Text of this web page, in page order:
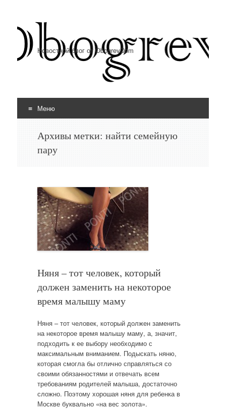
Новостной блог от ObogrevDom
Меню
Архивы метки: найти семейную
пару
Няня – тот человек, который
должен заменить на некоторое
время малышу маму
Няня – тот человек, который должен заменить
на некоторое время малышу маму, а, значит,
подходить к ее выбору необходимо с
максимальным вниманием. Подыскать няню,
которая смогла бы отлично справляться со
своими обязанностями и отвечать всем
требованиям родителей малыша, достаточно
сложно. Поэтому хорошая няня для ребенка в
Москве буквально «на вес золота».